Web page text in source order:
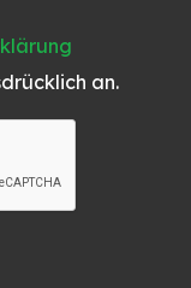
an.